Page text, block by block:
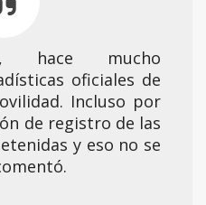
hace mucho
oficiales de
Incluso por
de registro de las
y eso no se